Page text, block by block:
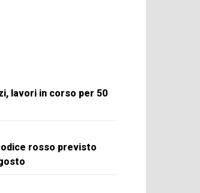
lavori in corso per 50
rosso previsto